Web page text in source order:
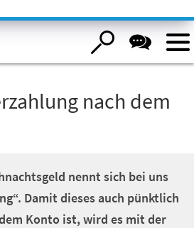
nach dem
nennt sich bei uns
Damit dieses auch pünktlich
Konto ist, wird es mit der